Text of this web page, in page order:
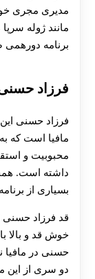
مدیری مجری
مانند ژوله
برنامه
فرزاد
فرزاد حسنی
مافیا است که
محبوبیت و
داشته است.
بسیاری از
خوش قد و بالا
حسنی در مافیا
دو سری از این